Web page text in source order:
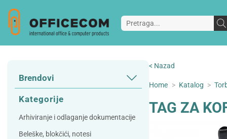
Brendovi
3L
A Plus
Accessories
AD
Alco
Kategorije
Arhiviranje i odlaganje dokumentacije
Beleške, blokčići, notesi
< Nazad
Home > Katalog >
TAG ZA